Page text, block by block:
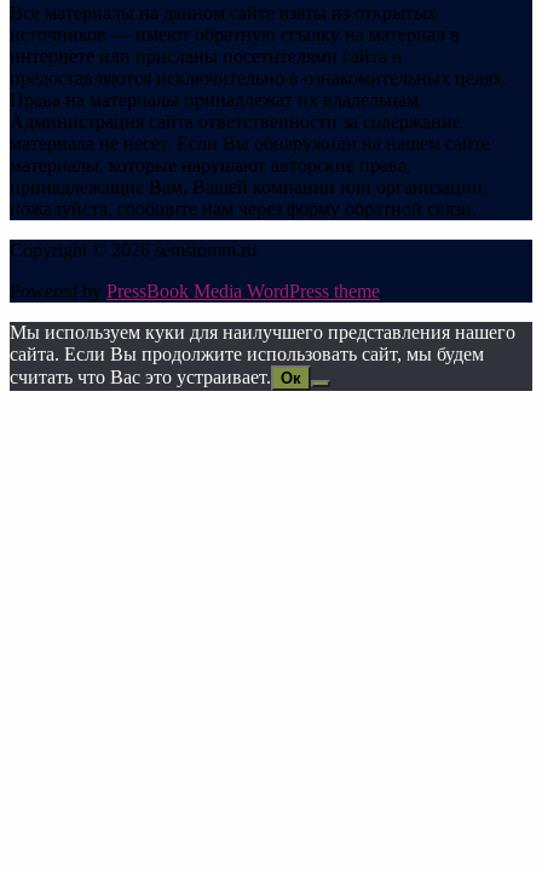
Все материалы на данном сайте взяты из открытых
источников — имеют обратную ссылку на материал в
интернете или присланы посетителями сайта и
предоставляются исключительно в ознакомительных целях.
Права на материалы принадлежат их владельцам.
Администрация сайта ответственности за содержание
материала не несет. Если Вы обнаружили на нашем сайте
материалы, которые нарушают авторские права,
принадлежащие Вам, Вашей компании или организации,
пожалуйста, сообщите нам через форму обратной связи.
Copyright © 2026 semstomm.ru.
Powered by PressBook Media WordPress theme
Мы используем куки для наилучшего представления нашего
сайта. Если Вы продолжите использовать сайт, мы будем
считать что Вас это устраивает. Ок